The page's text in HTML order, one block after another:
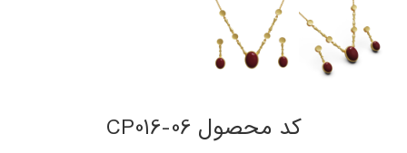
کد محصول CP016-06